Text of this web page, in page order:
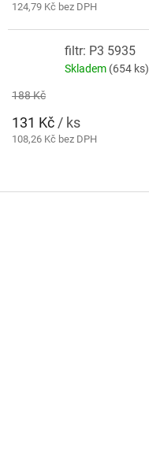
124,79 Kč bez DPH
filtr: P3 5935
Skladem (654 ks)
188 Kč
131 Kč / ks
108,26 Kč bez DPH